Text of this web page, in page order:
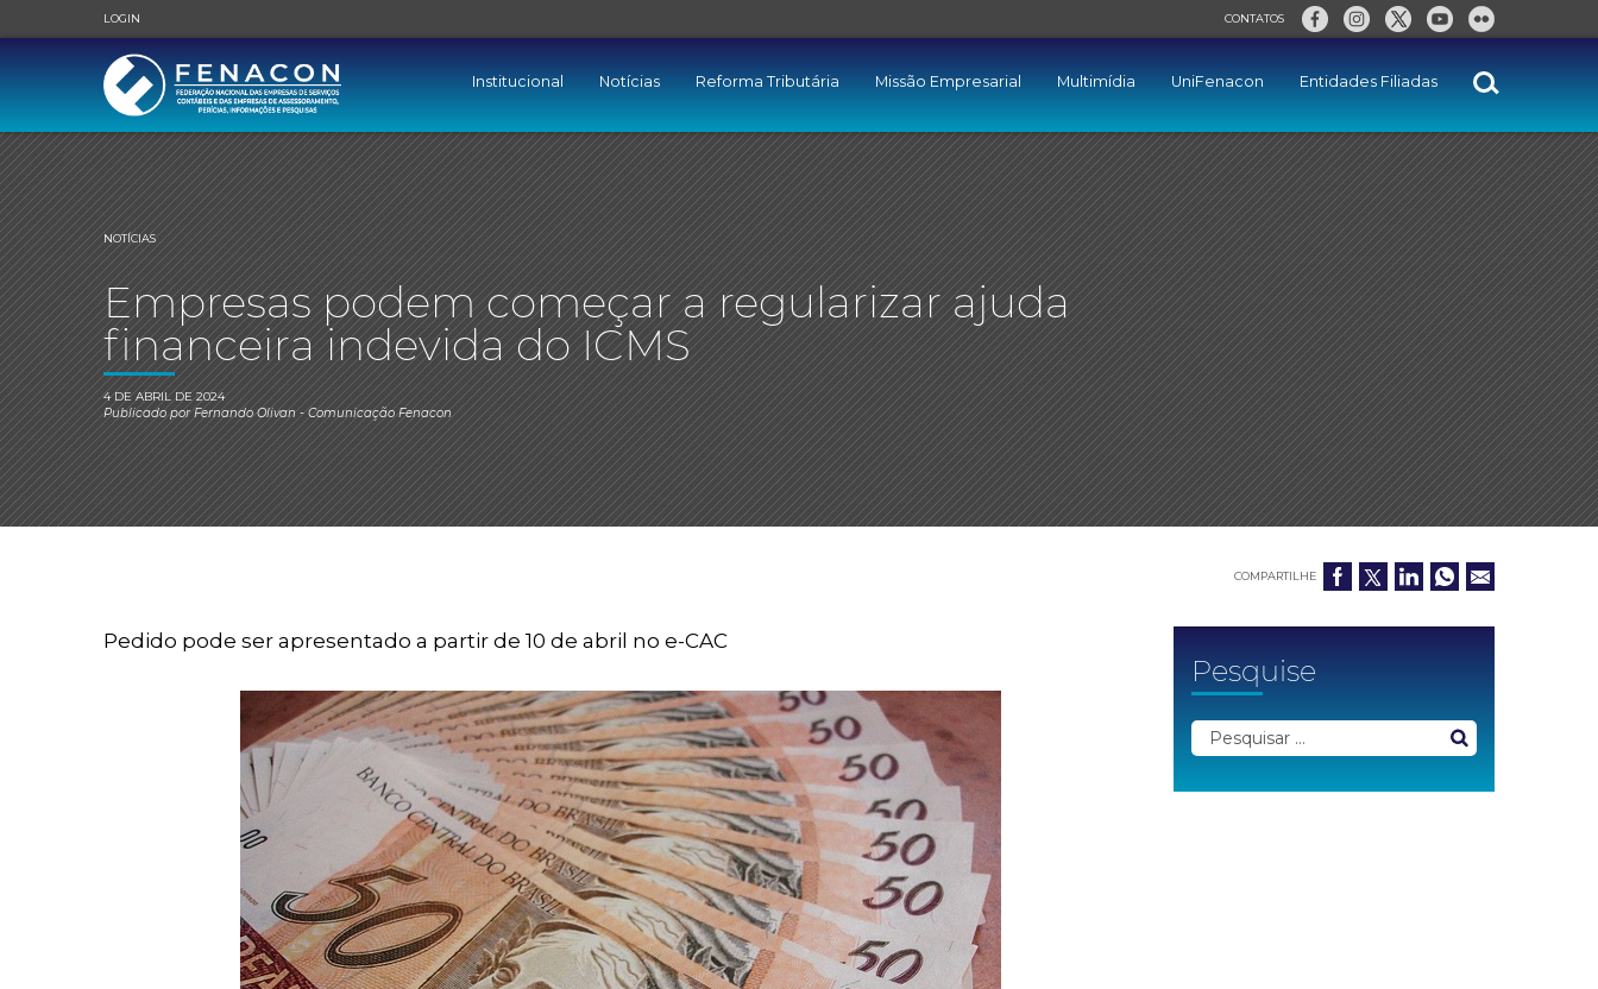
LOGIN CONTATOS
Institucional Notícias Reforma Tributária Missão Empresarial Multimídia UniFenacon Entidades Filiadas
NOTÍCIAS
Empresas podem começar a regularizar ajuda
financeira indevida do ICMS
4 DE ABRIL DE 2024
Publicado porFernando Olivan- Comunicação Fenacon
COMPARTILHE
Pedido pode ser apresentado a partir de 10 de abril no e-CAC
Pesquise